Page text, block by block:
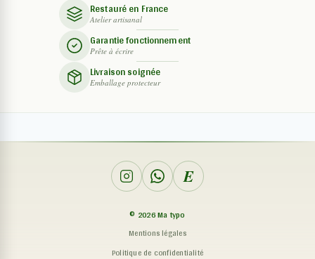
Restauré en France
Atelier artisanal
Garantie fonctionnement
Prête à écrire
Livraison soignée
Emballage protecteur
E
© 2026Ma typo
Mentions légales
Politique de confidentialité